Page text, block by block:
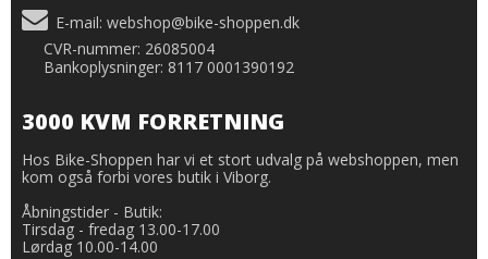
E-mail: webshop@bike-shoppen.dk
CVR-nummer: 26085004
Bankoplysninger: 8117 0001390192
3000 KVM FORRETNING
Hos Bike-Shoppen har vi et stort udvalg på webshoppen, men
kom også forbi vores butik i Viborg.
Åbningstider - Butik:
Tirsdag - fredag 13.00-17.00
Lørdag 10.00-14.00